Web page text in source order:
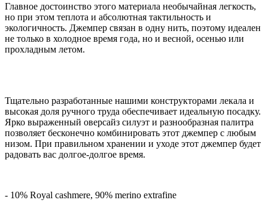
Главное достоинство этого материала необычайная легкость,
но при этом теплота и абсолютная тактильность и
экологичность. Джемпер связан в одну нить, поэтому идеален
не только в холодное время года, но и весной, осенью или
прохладным летом.
Тщательно разработанные нашими конструкторами лекала и
высокая доля ручного труда обеспечивает идеальную посадку.
Ярко выраженный оверсайз силуэт и разнообразная палитра
позволяет бесконечно комбинировать этот джемпер с любым
низом. При правильном хранении и уходе этот джемпер будет
радовать вас долгое-долгое время.
- 10% Royal cashmere, 90% merino extrafine